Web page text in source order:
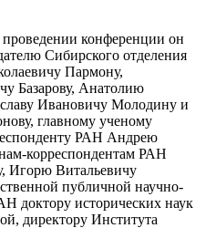
проведении конференции он
Сибирского отделения
Пармону,
Базарову, Анатолию
Ивановичу Молодину и
главному ученому
РАН Андрею
корреспондентам РАН
Игорю Витальевичу
публичной научно-
доктору исторических наук
директору Института